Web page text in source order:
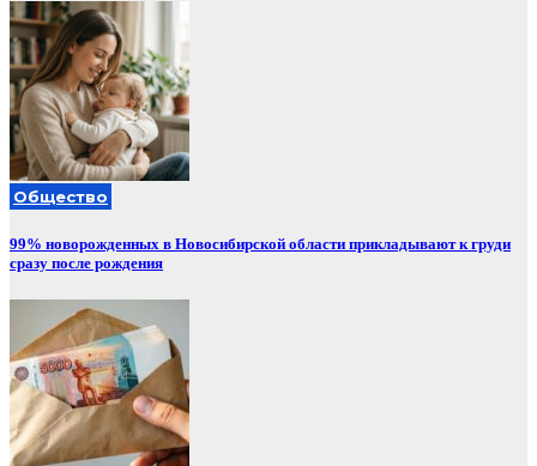
Общество
99% новорожденных в Новосибирской области прикладывают к груди
сразу после рождения